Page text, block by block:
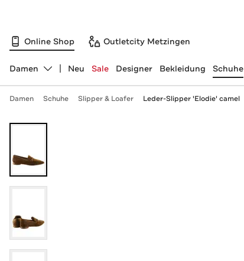
Online Shop Outletcity Metzingen
Abteilung ändern, ausgewählt:
Damen Neu Sale Designer Bekleidung Schuhe
Damen Schuhe Slipper & Loafer Leder-Slipper 'Elodie' camel